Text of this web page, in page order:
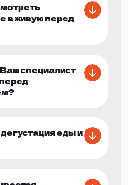
в живую перед
специалист
еды и